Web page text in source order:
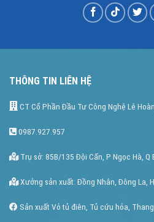
THÔNG TIN LIÊN HỆ
CT Cổ Phần Đầu Tư Công Nghệ Lê
0987.927.957
Trụ sở: 85B/135 Đội Cấn, P Ngọc Hà, Q
Xưởng sản xuất: Đồng Nhân, Đông La,
Sản xuất Vỏ tủ điên, Tủ cứu hỏa,